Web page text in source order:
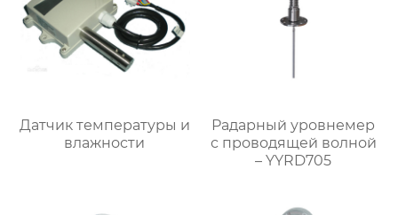
Датчик температуры и
влажности
Радарный уровнемер
с проводящей волной
– YYRD705